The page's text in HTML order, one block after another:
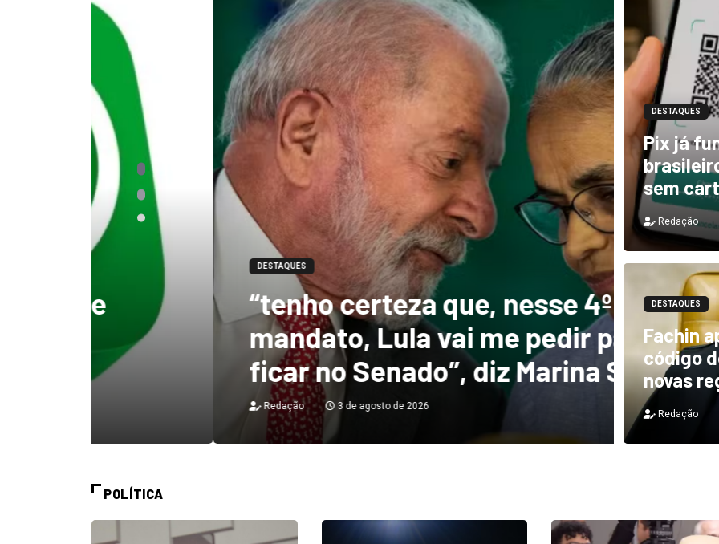
DESTAQUES
“tenho certeza que, nesse 4º
mandato, Lula vai me pedir para
ficar no Senado”, diz Marina Silva
3 de agosto de 2026
DESTAQUES
DESTAQUES
Pix já
sem
Redação
DESTAQUES
Fachin
código
novas
Redação
POLÍTICA